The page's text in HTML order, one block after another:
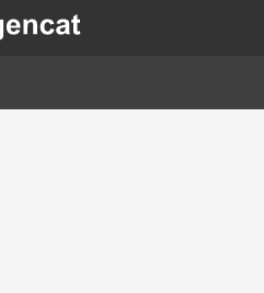
Pasar
al
en una nova finestra.